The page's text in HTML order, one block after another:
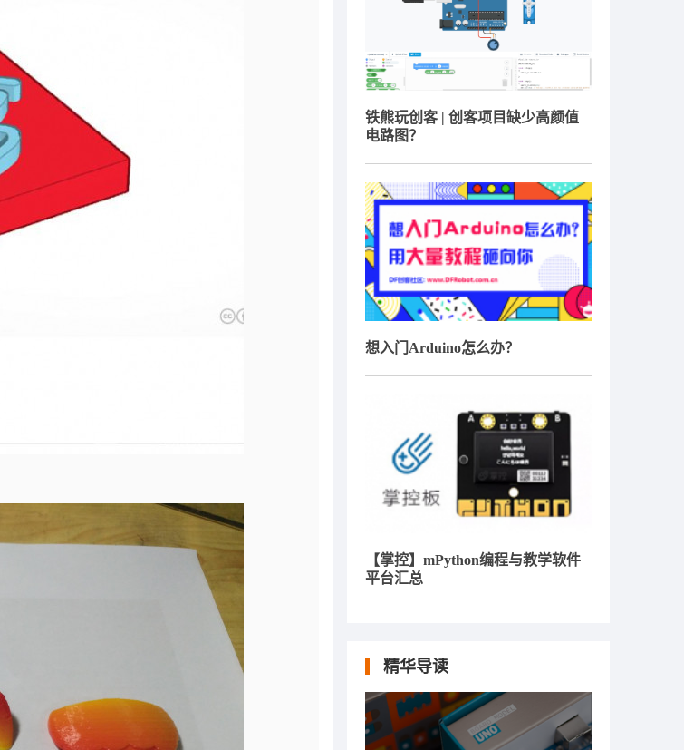
铁熊玩创客 | 创客项目缺少高颜值
电路图？
想入门Arduino怎么办？
【掌控】mPython编程与教学软件
平台汇总
精华导读